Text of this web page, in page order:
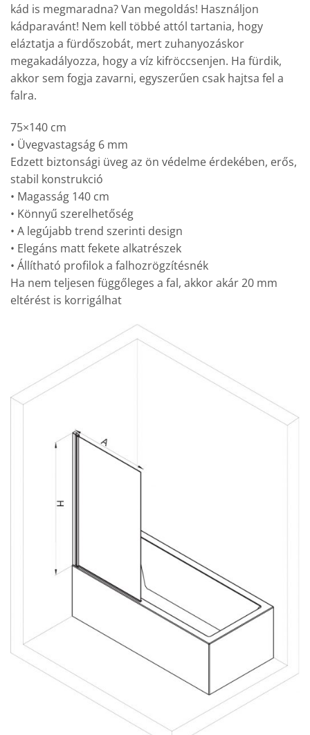
kád is megmaradna? Van megoldás! Használjon
kádparavánt! Nem kell többé attól tartania, hogy
eláztatja a fürdőszobát, mert zuhanyozáskor
megakadályozza, hogy a víz kifröccsenjen. Ha fürdik,
akkor sem fogja zavarni, egyszerűen csak hajtsa fel a
falra.
75×140 cm
• Üvegvastagság 6 mm
Edzett biztonsági üveg az ön védelme érdekében, erős,
stabil konstrukció
• Magasság 140 cm
• Könnyű szerelhetőség
• A legújabb trend szerinti design
• Elegáns matt fekete alkatrészek
• Állítható profilok a falhozrögzítésnék
Ha nem teljesen függőleges a fal, akkor akár 20 mm
eltérést is korrigálhat